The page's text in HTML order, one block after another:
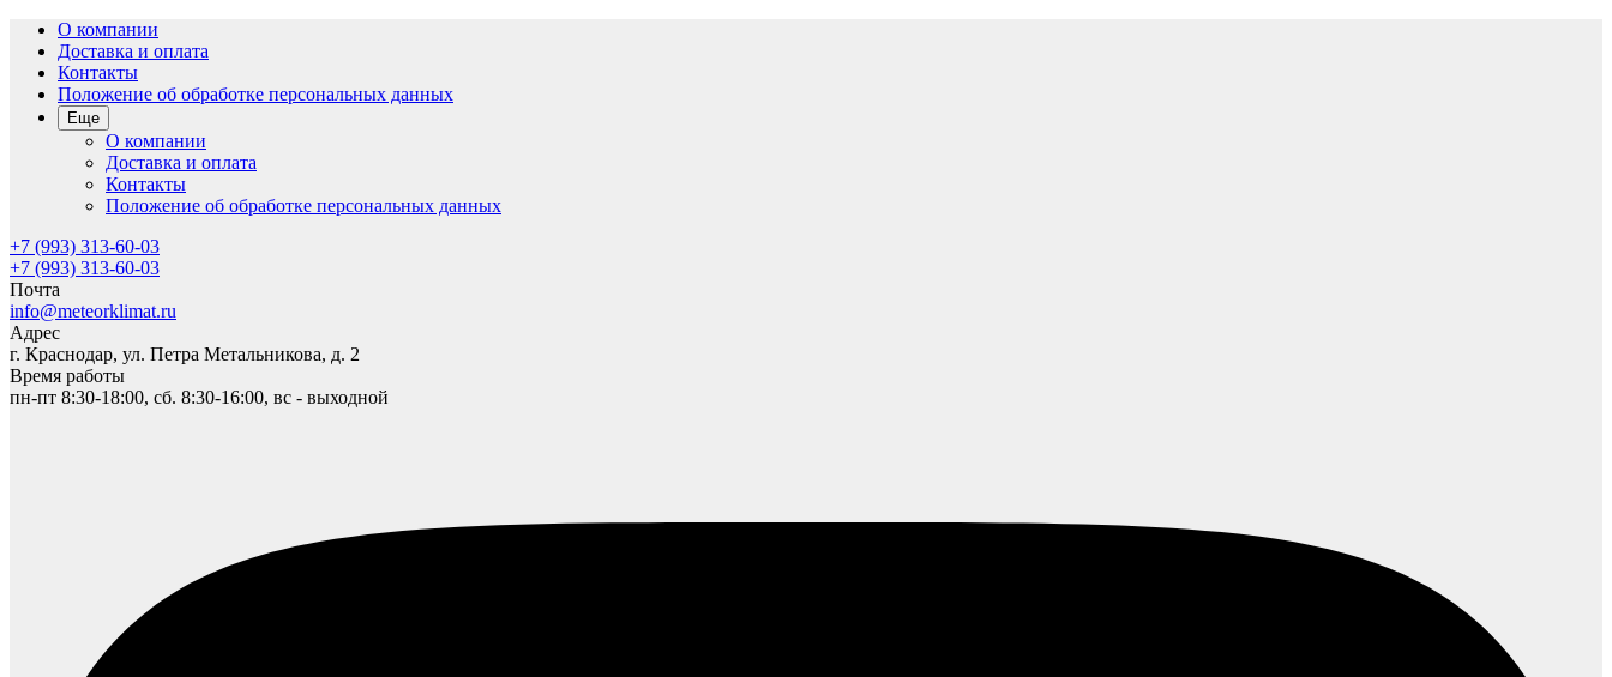
О компании
Доставка и оплата
Контакты
Положение об обработке персональных данных
Еще
О компании
Доставка и оплата
Контакты
Положение об обработке персональных данных
+7 (993) 313-60-03
+7 (993) 313-60-03
Почта
info@meteorklimat.ru
Адрес
г. Краснодар, ул. Петра Метальникова, д. 2
Время работы
пн-пт 8:30-18:00, сб. 8:30-16:00, вс - выходной